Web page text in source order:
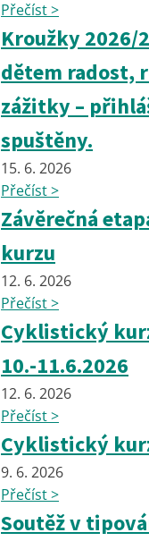
Přečíst >
Kroužky 2026/
dětem radost,
zážitky –
spuštěny.
15. 6. 2026
Přečíst >
Závěrečná
kurzu
12. 6. 2026
Přečíst >
Cyklistický
10.-11.6.2026
12. 6. 2026
Přečíst >
Cyklistický
9. 6. 2026
Přečíst >
Soutěž v